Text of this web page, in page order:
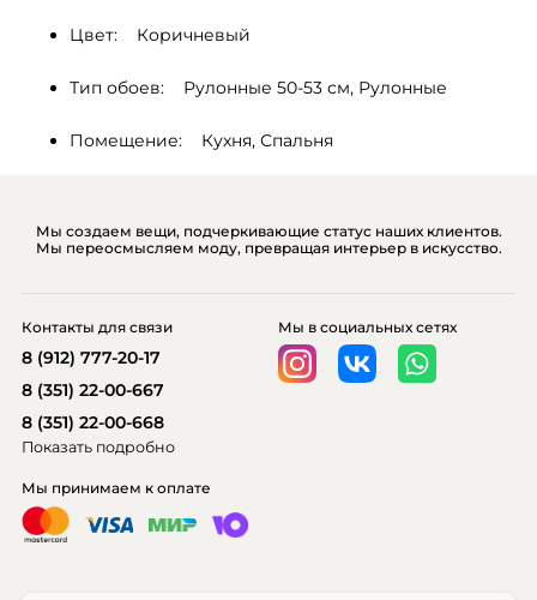
Цвет:    Коричневый
Тип обоев:    Рулонные 50-53 см, Рулонные
Помещение:    Кухня, Спальня
Мы создаем вещи, подчеркивающие статус наших клиентов.
Мы переосмысляем моду, превращая интерьер в искусство.
Мы принимаем к оплате
Мы в социальных сетях
Контакты для связи
8 (912) 777-20-17
8 (351) 22-00-667
8 (351) 22-00-668
Показать подробно